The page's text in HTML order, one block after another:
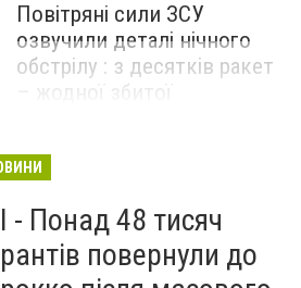
Повітряні сили ЗСУ
озвучили деталі нічного
обстрілу : з десятків ракет
– жодної збитої
- Понад 48 тисяч
повернули до